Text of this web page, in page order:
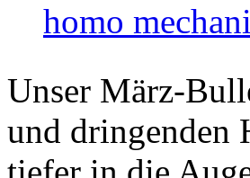
homo
Unser März-
und dringenden